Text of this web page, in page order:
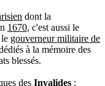
dont la
1670, c'est aussi le
gouverneur militaire de
à la mémoire des
blessés.
des Invalides :